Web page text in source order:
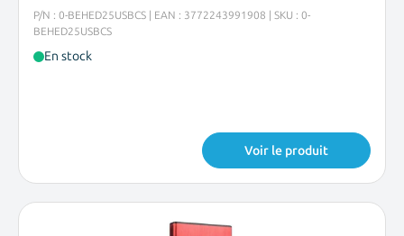
P/N : 0-BEHED25USBCS | EAN : 3772243991908 | SKU : 0-
BEHED25USBCS
En stock
Voir le produit